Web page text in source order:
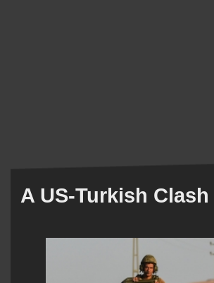
A US-Turkish